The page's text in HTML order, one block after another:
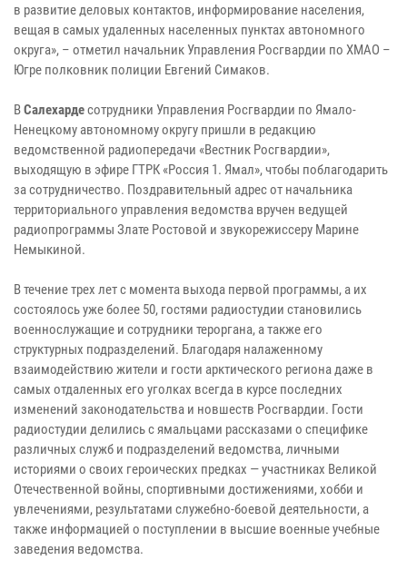
в развитие деловых контактов, информирование населения,
вещая в самых удаленных населенных пунктах автономного
округа», – отметил начальник Управления Росгвардии по ХМАО –
Югре полковник полиции Евгений Симаков.
ВСалехардесотрудники Управления Росгвардии по Ямало-
Ненецкому автономному округу пришли в редакцию
ведомственной радиопередачи «Вестник Росгвардии»,
выходящую в эфире ГТРК «Россия 1. Ямал», чтобы поблагодарить
за сотрудничество. Поздравительный адрес от начальника
территориального управления ведомства вручен ведущей
радиопрограммы Злате Ростовой и звукорежиссеру Марине
Немыкиной.
В течение трех лет с момента выхода первой программы, а их
состоялось уже более 50, гостями радиостудии становились
военнослужащие и сотрудники тероргана, а также его
структурных подразделений. Благодаря налаженному
взаимодействию жители и гости арктического региона даже в
самых отдаленных его уголках всегда в курсе последних
изменений законодательства и новшеств Росгвардии. Гости
радиостудии делились с ямальцами рассказами о специфике
различных служб и подразделений ведомства, личными
историями о своих героических предках — участниках Великой
Отечественной войны, спортивными достижениями, хобби и
увлечениями, результатами служебно-боевой деятельности, а
также информацией о поступлении в высшие военные учебные
заведения ведомства.